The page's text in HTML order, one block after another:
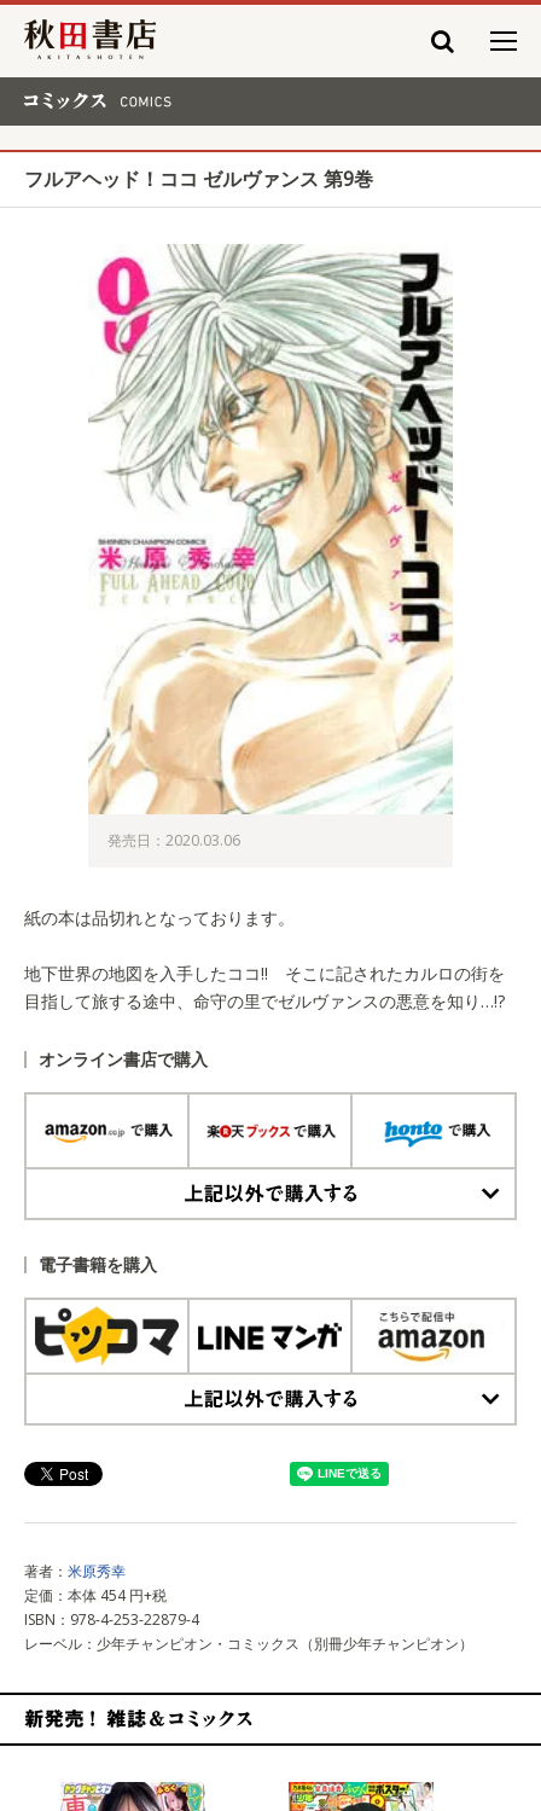
秋田書店
フルアヘッド！ココ ゼルヴァンス 第9巻
発売日：2020.03.06
紙の本は品切れとなっております。
地下世界の地図を入手したココ!! そこに記されたカルロの街を
目指して旅する途中、命守の里でゼルヴァンスの悪意を知り…!?
オンライン書店で購入
電子書籍を購入
著者： 米原秀幸
定価：本体 454 円+税
ISBN：978-4-253-22879-4
レーベル：少年チャンピオン・コミックス（別冊少年チャンピオン）